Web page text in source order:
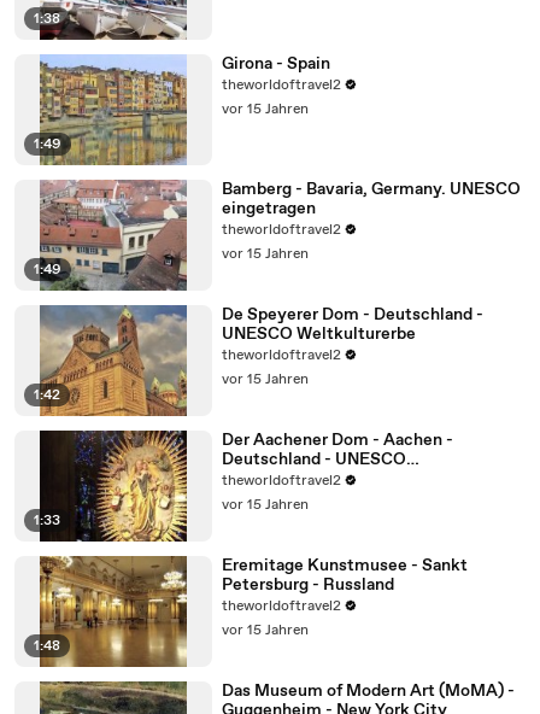
1:38
1:49
Girona - Spain
theworldoftravel2
vor 15 Jahren
1:49
Bamberg - Bavaria, Germany. UNESCO
eingetragen
theworldoftravel2
vor 15 Jahren
1:42
De Speyerer Dom - Deutschland -
UNESCO Weltkulturerbe
theworldoftravel2
vor 15 Jahren
1:33
Der Aachener Dom - Aachen -
Deutschland - UNESCO
Weltkulturerbe
theworldoftravel2
vor 15 Jahren
1:48
Eremitage Kunstmusee - Sankt
Petersburg - Russland
theworldoftravel2
vor 15 Jahren
Das Museum of Modern Art (MoMA) -